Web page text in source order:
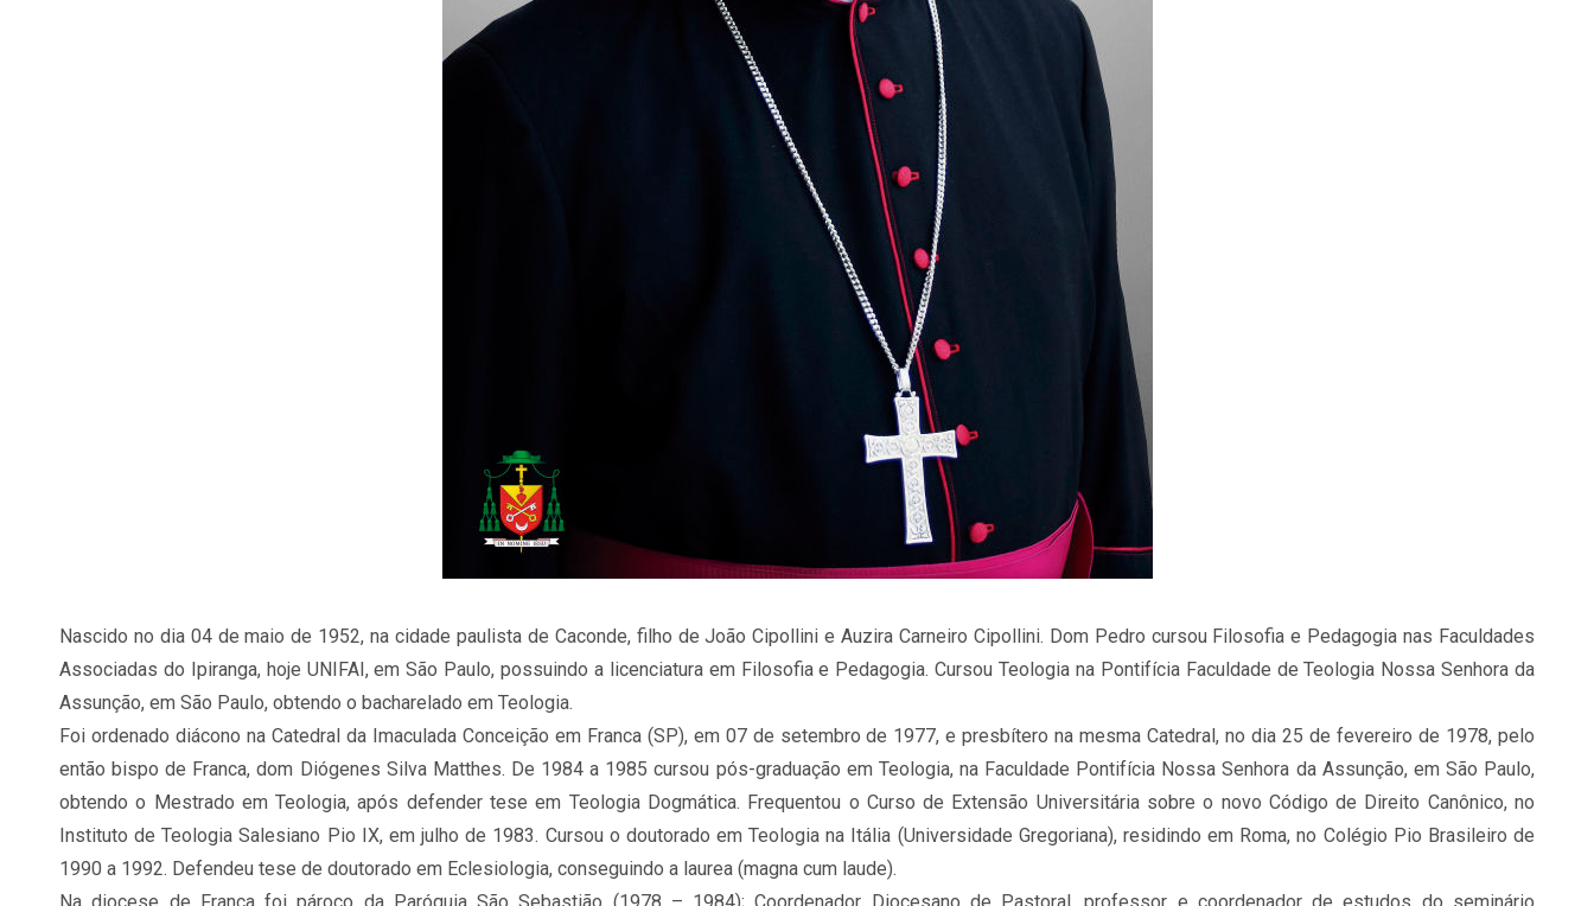
Nascido no dia 04 de maio de 1952, na cidade paulista de Caconde, filho de João Cipollini e Auzira Carneiro Cipollini. Dom Pedro cursou Filosofia e Pedagogia nas Faculdades
Associadas do Ipiranga, hoje UNIFAI, em São Paulo, possuindo a licenciatura em Filosofia e Pedagogia. Cursou Teologia na Pontifícia Faculdade de Teologia Nossa Senhora da
Assunção, em São Paulo, obtendo o bacharelado em Teologia.
Foi ordenado diácono na Catedral da Imaculada Conceição em Franca (SP), em 07 de setembro de 1977, e presbítero na mesma Catedral, no dia 25 de fevereiro de 1978, pelo
então bispo de Franca, dom Diógenes Silva Matthes. De 1984 a 1985 cursou pós-graduação em Teologia, na Faculdade Pontifícia Nossa Senhora da Assunção, em São Paulo,
obtendo o Mestrado em Teologia, após defender tese em Teologia Dogmática. Frequentou o Curso de Extensão Universitária sobre o novo Código de Direito Canônico, no
Instituto de Teologia Salesiano Pio IX, em julho de 1983. Cursou o doutorado em Teologia na Itália (Universidade Gregoriana), residindo em Roma, no Colégio Pio Brasileiro de
1990 a 1992. Defendeu tese de doutorado em Eclesiologia, conseguindo a laurea (magna cum laude).